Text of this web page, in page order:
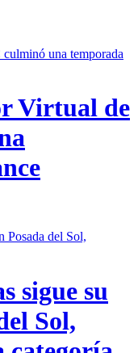
Virtual de
sigue su
Sol,